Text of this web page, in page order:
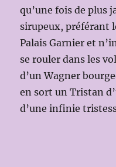
qu’une fois de plus
sirupeux, préférant
Palais Garnier et
se rouler dans les
d’un Wagner
en sort un Tristan
d’une infinie